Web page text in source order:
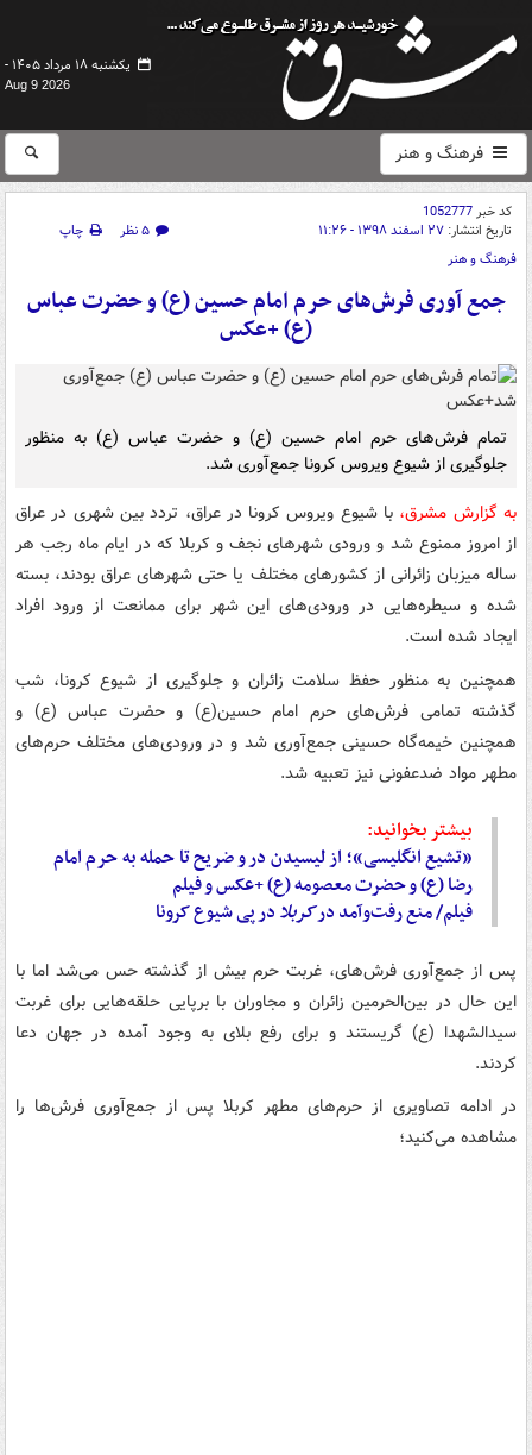
یکشنبه ۱۸ مرداد ۱۴۰۵ -
Aug 9 2026
فرهنگ و هنر
کد خبر1052777
تاریخ انتشار: ۲۷ اسفند ۱۳۹۸ - ۱۱:۲۶ ۵ نظر
چاپ
فرهنگ و هنر
جمع آوری فرش‌های حرم امام حسین (ع) و حضرت عباس
(ع) +عکس
تمام فرش‌های حرم امام حسین (ع) و حضرت عباس (ع) به منظور
جلوگیری از شیوع ویروس کرونا جمع‌آوری شد.
به گزارش مشرق، با شیوع ویروس کرونا در عراق، تردد بین شهری در عراق
از امروز ممنوع شد و ورودی شهرهای نجف و کربلا که در ایام ماه رجب هر
ساله میزبان زائرانی از کشورهای مختلف یا حتی شهرهای عراق بودند، بسته
شده و سیطره‌هایی در ورودی‌های این شهر برای ممانعت از ورود افراد
ایجاد شده است.
همچنین به منظور حفظ سلامت زائران و جلوگیری از شیوع کرونا، شب
گذشته تمامی فرش‌های حرم امام حسین(ع) و حضرت عباس (ع) و
همچنین خیمه‌گاه حسینی جمع‌آوری شد و در ورودی‌های مختلف حرم‌های
مطهر مواد ضدعفونی نیز تعبیه شد.
بیشتر بخوانید:
«تشیع انگلیسی»؛ از لیسیدن در و ضریح تا حمله به حرم امام
رضا (ع) و حضرت معصومه (ع) +عکس و فیلم
فیلم/ منع رفت‌وآمد درکربلادر پی شیوع کرونا
پس از جمع‌آوری فرش‌های، غربت حرم بیش از گذشته حس می‌شد اما با
این حال در بین‌الحرمین زائران و مجاوران با برپایی حلقه‌هایی برای غربت
سیدالشهدا (ع) گریستند و برای رفع بلای به وجود آمده در جهان دعا
کردند.
در ادامه تصاویری از حرم‌های مطهر کربلا پس از جمع‌آوری فرش‌ها را
مشاهده می‌کنید؛